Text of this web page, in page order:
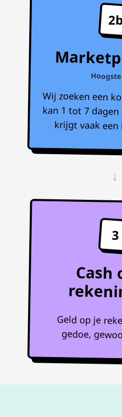
Wij zoeken een
kan 1 tot 7
krijgt vaak
↓
3
Cash
Geld op je
gedoe,